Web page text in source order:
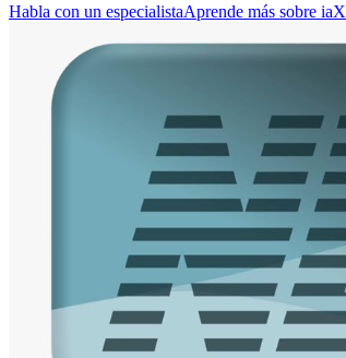
Habla con un especialistaAprende más sobre iaX